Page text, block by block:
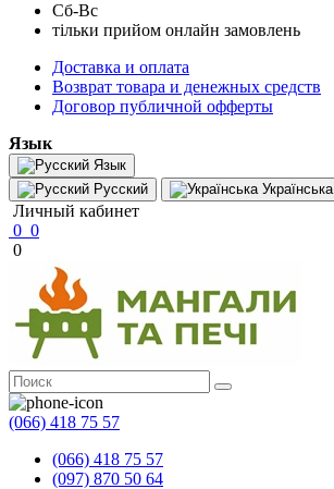
Сб-Вс
тільки прийом онлайн замовлень
Доставка и оплата
Возврат товара и денежных средств
Договор публичной офферты
Язык
Язык
Русский
Українська
Личный кабинет
0 0
0
(066) 418 75 57
(066) 418 75 57
(097) 870 50 64